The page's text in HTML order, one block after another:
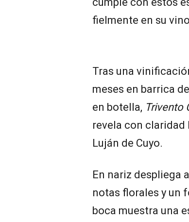
fielmente en su
Tras una
meses en barrica
en botella, Trivento
revela con
Luján de Cuyo.
En nariz despliega
notas florales y un
boca muestra una